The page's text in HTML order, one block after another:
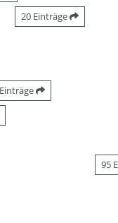
20 Einträge
95